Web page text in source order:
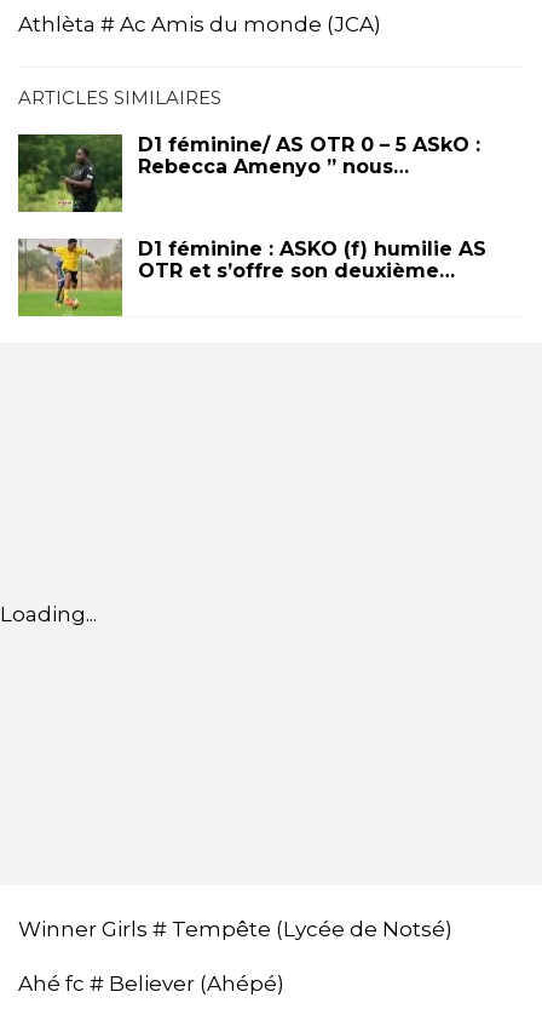
Athlèta # Ac Amis du monde (JCA)
ARTICLES SIMILAIRES
D1 féminine/ AS OTR 0 – 5 ASkO :
Rebecca Amenyo ” nous…
D1 féminine : ASKO (f) humilie AS
OTR et s’offre son deuxième…
Loading...
Winner Girls # Tempête (Lycée de Notsé)
Ahé fc # Believer (Ahépé)